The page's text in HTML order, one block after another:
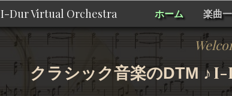
I-Dur Virtual Orchestra ホーム 楽曲
クラシック音楽のDTM ♪ I-